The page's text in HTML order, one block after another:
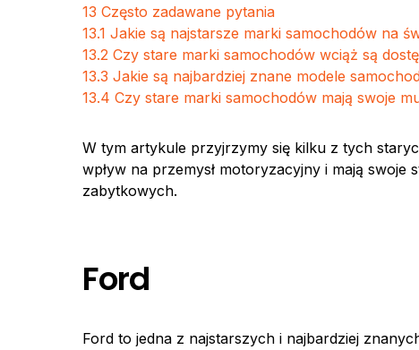
13 Często zadawane pytania
13.1 Jakie są najstarsze marki samochodów na
13.2 Czy stare marki samochodów wciąż są
13.3 Jakie są najbardziej znane modele
13.4 Czy stare marki samochodów mają swoje
W tym artykule przyjrzymy się kilku z tych
wpływ na przemysł motoryzacyjny i mają swoje
zabytkowych.
Ford
Ford to jedna z najstarszych i najbardziej